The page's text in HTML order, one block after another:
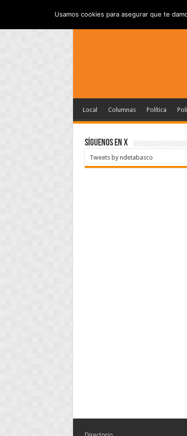
Local Columnas Política
SÍGUENOS EN X
Tweets by ndetabasco
Usamos cookies para asegurar que te